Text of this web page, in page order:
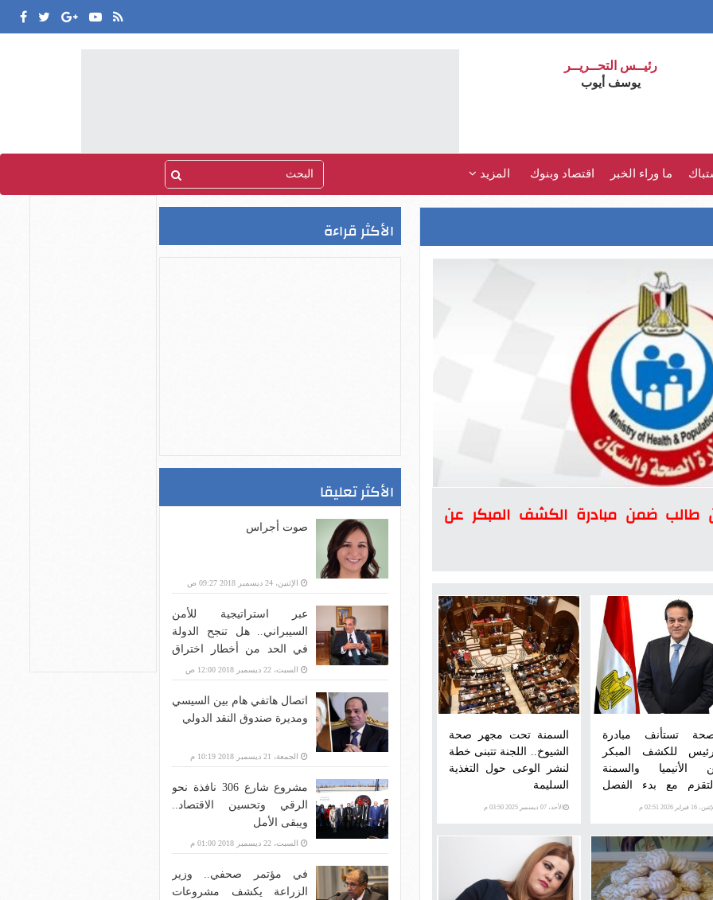
رئيــس التحــريــر
يوسف أيوب
ما وراء الخبر اقتصاد وبنوك المزيد
10 ملايين طالب ضمن مبادرة الكشف المبكر عن
تستأنف مبادرة
للكشف المبكر
الأنيميا والسمنة
مع بدء الفصل
الثاني
16 فبراير 2026 02:51 م
السمنة تحت مجهر صحة
الشيوخ.. اللجنة تتبنى خطة
لنشر الوعى حول التغذية
السليمة
الأحد، 07 ديسمبر 2025 03:50 م
الأكثر قراءة
الأكثر تعليقا
صوت أجراس
الإثنين، 24 ديسمبر 2018 09:27 ص
عبر استراتيجية للأمن
السيبراني.. هل تنجح الدولة
في الحد من أخطار اختراق
بنية الاتصالات؟
السبت، 22 ديسمبر 2018 12:00 ص
اتصال هاتفي هام بين السيسي
ومديرة صندوق النقد الدولي
الجمعة، 21 ديسمبر 2018 10:19 م
مشروع شارع 306 نافذة نحو
الرقي وتحسين الاقتصاد..
ويبقى الأمل
السبت، 22 ديسمبر 2018 01:00 م
في مؤتمر صحفي.. وزير
الزراعة يكشف مشروعات